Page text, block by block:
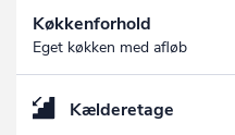
Køkkenforhold
Eget køkken med afløb
Kælderetage